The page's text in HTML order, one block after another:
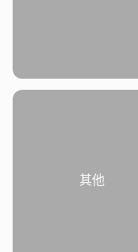
其他